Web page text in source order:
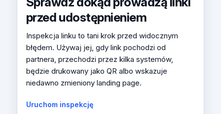
przed udostępnieniem
Inspekcja linku to tani krok przed widocznym
błędem. Używaj jej, gdy link pochodzi od
partnera, przechodzi przez kilka systemów,
będzie drukowany jako QR albo wskazuje
niedawno zmieniony landing page.
Uruchom inspekcję